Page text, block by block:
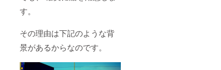
す。
その理由は下記のような背
景があるからなのです。